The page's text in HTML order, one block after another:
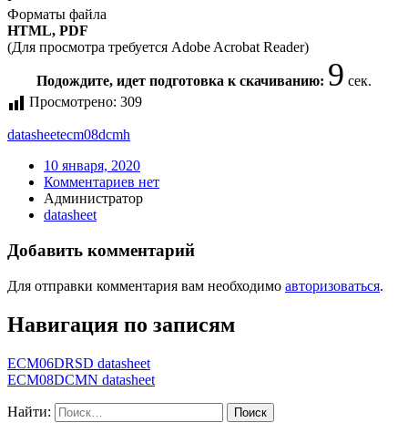
Форматы файла
HTML, PDF
(Для просмотра требуется Adobe Acrobat Reader)
Подождите, идет подготовка к скачиванию: 9 сек.
Просмотрено: 309
datasheetecm08dcmh
10 января, 2020
Комментариев нет
Администратор
datasheet
Добавить комментарий
Для отправки комментария вам необходимо авторизоваться.
Навигация по записям
ECM06DRSD datasheet
ECM08DCMN datasheet
Найти: